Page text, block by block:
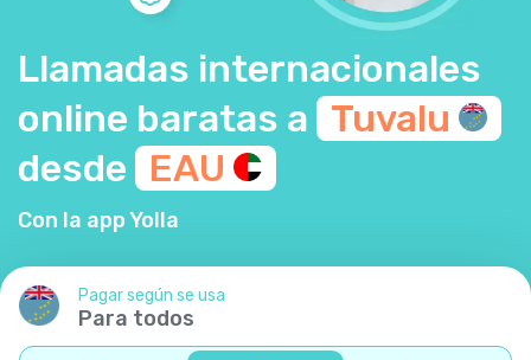
Llamadas internacionales
online baratas a Tuvalu
desde EAU
Con la app Yolla
Pagar según se usa
Para todos